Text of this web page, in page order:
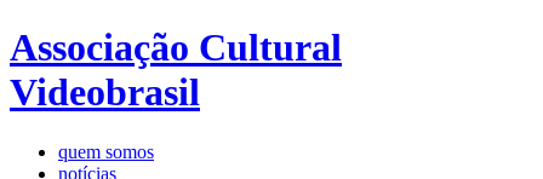
Associação Cultural
Videobrasil
quem somos
notícias